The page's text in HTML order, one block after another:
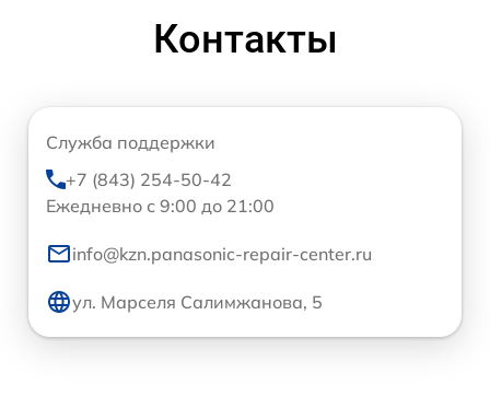
Контакты
Служба поддержки
+7 (843) 254-50-42
Ежедневно с 9:00 до 21:00
info@kzn.panasonic-repair-center.ru
ул. Марселя Салимжанова, 5